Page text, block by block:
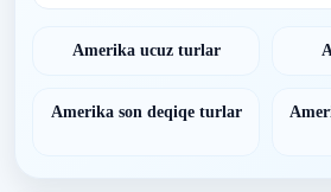
Amerika ucuz turlar
Amerika son deqiqe turlar